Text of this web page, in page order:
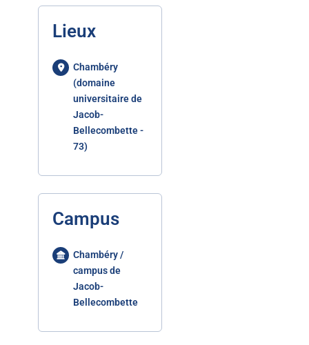
Lieux
Chambéry
(domaine
universitaire de
Jacob-
Bellecombette -
73)
Campus
Chambéry /
campus de
Jacob-
Bellecombette